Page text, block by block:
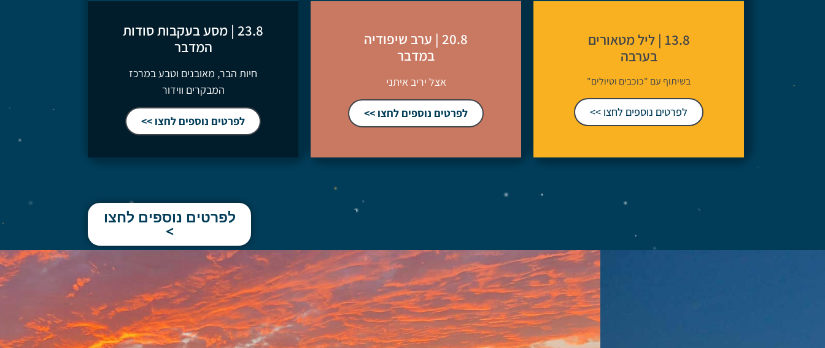
13.8 | ליל מטאורים
בערבה
בשיתוף עם "כוכבים וטיולים"
לפרטים נוספים לחצו >>
20.8 | ערב שיפודיה
במדבר
אצל יריב איתני
לפרטים נוספים לחצו >>
23.8 | מסע בעקבות סודות
המדבר
חיות הבר, מאובנים וטבע במרכז
המבקרים ווידור
לפרטים נוספים לחצו >>
בריכה אזורית בספיר | טובלים בבריכה ביום, חוגגים את לילות הקיץ
לפרטים נוספים לחצו
>